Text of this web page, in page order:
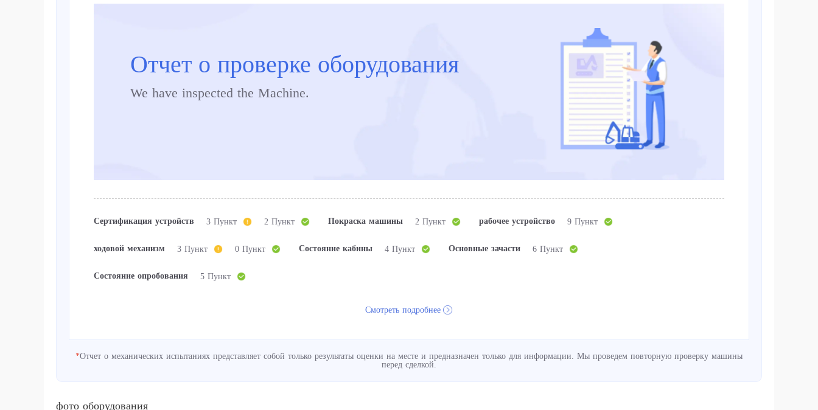
Отчет о проверке оборудования
We have inspected the Machine.
Сертификация устройств 2 Пункт
3 Пункт Покраска машины 2 Пункт рабочее устройство 9 Пункт
ходовой механизм 0 Пункт
3 Пункт Состояние кабины 4 Пункт Основные зачасти 6 Пункт
Состояние опробования 5 Пункт
Смотреть подробнее
*Отчет о механических испытаниях представляет собой только результаты оценки на месте и предназначен только для информации. Мы проведем повторную проверку машины
перед сделкой.
фото оборудования